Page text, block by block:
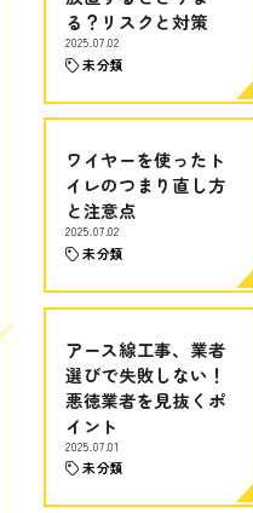
る？リスクと対策
2025.07.02
未分類
ワイヤーを使ったト
イレのつまり直し方
と注意点
2025.07.02
未分類
アース線工事、業者
選びで失敗しない！
悪徳業者を見抜くポ
イント
2025.07.01
未分類